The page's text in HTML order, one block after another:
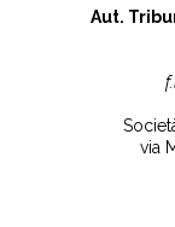
Aut.
via